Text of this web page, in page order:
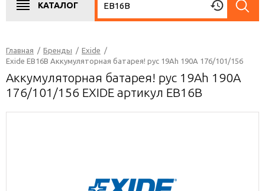
КАТАЛОГ
Главная / Бренды / Exide /
Exide EB16B Аккумуляторная батарея! рус 19Ah 190A 176/101/156
Аккумуляторная батарея! рус 19Ah 190A
176/101/156 EXIDE артикул EB16B